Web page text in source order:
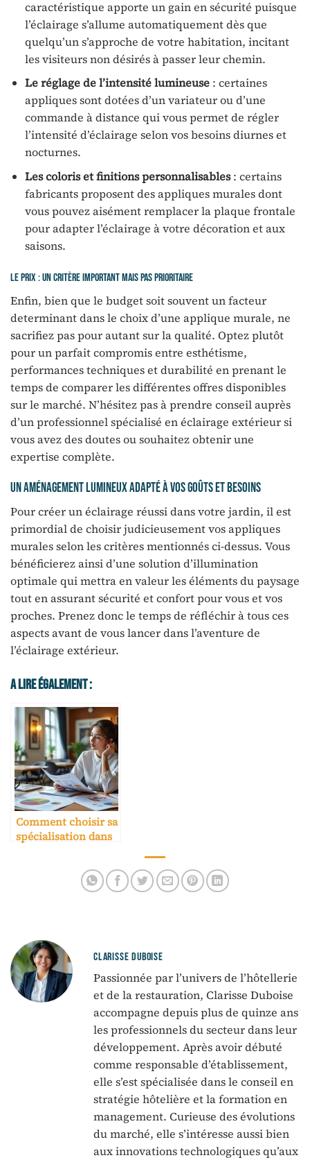
caractéristique apporte un gain en sécurité puisque
l’éclairage s’allume automatiquement dès que
quelqu’un s’approche de votre habitation, incitant
les visiteurs non désirés à passer leur chemin.
Le réglage de l’intensité lumineuse: certaines
appliques sont dotées d’un variateur ou d’une
commande à distance qui vous permet de régler
l’intensité d’éclairage selon vos besoins diurnes et
nocturnes.
Les coloris et finitions personnalisables: certains
fabricants proposent des appliques murales dont
vous pouvez aisément remplacer la plaque frontale
pour adapter l’éclairage à votre décoration et aux
saisons.
Le prix : un critère important mais pas prioritaire
Enfin, bien que le budget soit souvent un facteur
determinant dans le choix d’une applique murale, ne
sacrifiez pas pour autant sur la qualité. Optez plutôt
pour un parfait compromis entre esthétisme,
performances techniques et durabilité en prenant le
temps de comparer les différentes offres disponibles
sur le marché. N’hésitez pas à prendre conseil auprès
d’un professionnel spécialisé en éclairage extérieur si
vous avez des doutes ou souhaitez obtenir une
expertise complète.
Un aménagement lumineux adapté à vos goûts et besoins
Pour créer un éclairage réussi dans votre jardin, il est
primordial de choisir judicieusement vos appliques
murales selon les critères mentionnés ci-dessus. Vous
bénéficierez ainsi d’une solution d’illumination
optimale qui mettra en valeur les éléments du paysage
tout en assurant sécurité et confort pour vous et vos
proches. Prenez donc le temps de réfléchir à tous ces
aspects avant de vous lancer dans l’aventure de
l’éclairage extérieur.
A Lire Également :
Comment choisir sa
spécialisation dans
CLARISSE DUBOISE
Passionnée par l’univers de l’hôtellerie
et de la restauration, Clarisse Duboise
accompagne depuis plus de quinze ans
les professionnels du secteur dans leur
développement. Après avoir débuté
comme responsable d’établissement,
elle s’est spécialisée dans le conseil en
stratégie hôtelière et la formation en
management. Curieuse des évolutions
du marché, elle s’intéresse aussi bien
aux innovations technologiques qu’aux